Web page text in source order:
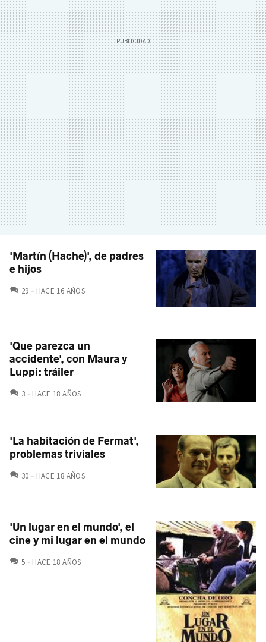
'Martín (Hache)', de padres
e hijos
29 COMENTARIOS
HACE 16 AÑOS
'Que parezca un
accidente', con Maura y
Luppi: tráiler
3 COMENTARIOS
HACE 18 AÑOS
'La habitación de Fermat',
problemas triviales
30 COMENTARIOS
HACE 18 AÑOS
'Un lugar en el mundo', el
cine y mi lugar en el mundo
5 COMENTARIOS
HACE 18 AÑOS